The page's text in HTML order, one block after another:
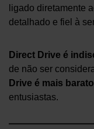
ligado diretamente
detalhado e fiel à
Direct Drive é
de não ser
Drive é mais barato
entusiastas.